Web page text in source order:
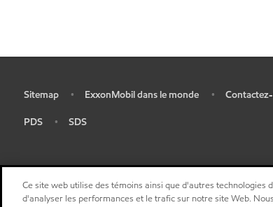
Sitemap • ExxonMobil dans le monde •
PDS • SDS
Ce site web utilise des témoins ainsi que d'autres
d'analyser les performances et le trafic sur notre site Web.